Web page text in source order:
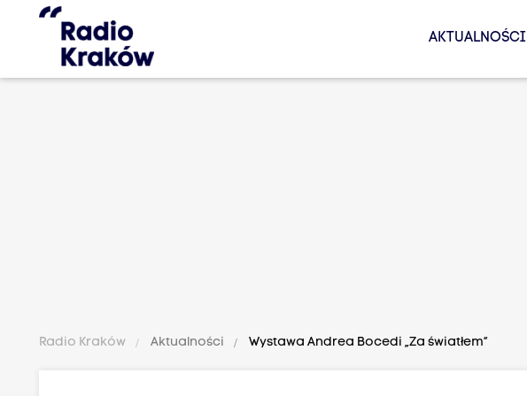
AKTUALNOŚCI
Radio Kraków Aktualności Wystawa Andrea Bocedi „Za światłem”